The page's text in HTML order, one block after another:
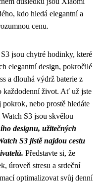
kdo hledá elegantní a
cenu.
jsou chytré hodinky, které
elegantní design, pokročilé
a dlouhá výdrž baterie z
každodenní život. Ať už jste
nebo prostě hledáte
S3 jsou skvělou
designu, užitečných
S3 jistě najdou cestu
Představte si, že
úroveň stresu a srdeční
optimalizovat svůj denní